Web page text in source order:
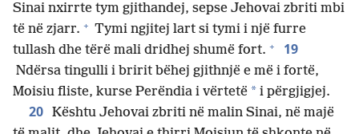
Sinai nxirrte tym gjithandej, sepse Jehovai zbriti mbi
të në zjarr. + Tymi ngjitej lart si tymi i një furre
tullash dhe tërë mali dridhej shumë fort. + 19
Ndërsa tingulli i bririt bëhej gjithnjë e më i fortë,
Moisiu fliste, kurse Perëndia i vërtetë * i përgjigjej.
20 Kështu Jehovai zbriti në malin Sinai, në majë